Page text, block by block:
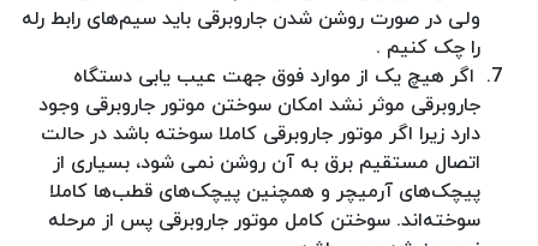
ولی در صورت روشن شدن جاروبرقی باید سیم‌های رابط رله
را چک کنیم .
اگر هیچ یک از موارد فوق جهت عیب یابی دستگاه
جاروبرقی موثر نشد امکان سوختن موتور جاروبرقی وجود
دارد زیرا اگر موتور جاروبرقی کاملا سوخته باشد در حالت
اتصال مستقیم برق به آن روشن نمی شود، بسیاری از
پیچک‌های آرمیچر و همچنین پیچک‌های قطب‌ها کاملا
سوخته‌اند. سوختن کامل موتور جاروبرقی پس از مرحله